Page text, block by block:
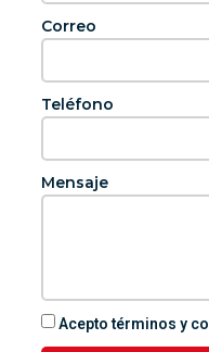
Correo
Teléfono
Mensaje
Acepto términos y